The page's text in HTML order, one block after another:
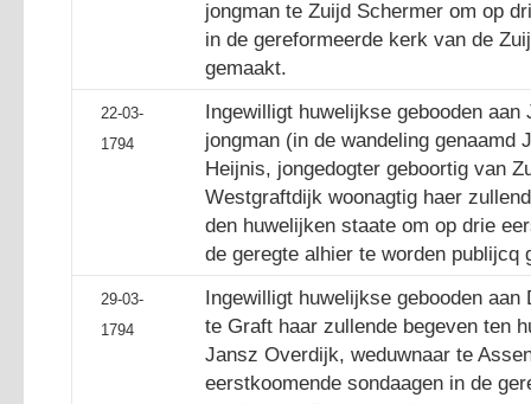
jongman te Zuijd Schermer om op
in de gereformeerde kerk van de
gemaakt.
22-03-
1794
Ingewilligt huwelijkse gebooden
jongman (in de wandeling genaamd
Heijnis, jongedogter geboortig van
Westgraftdijk woonagtig haer
den huwelijken staate om op drie
de geregte alhier te worden publijcq
29-03-
1794
Ingewilligt huwelijkse gebooden
te Graft haar zullende begeven ten
Jansz Overdijk, weduwnaar te
eerstkoomende sondaagen in de